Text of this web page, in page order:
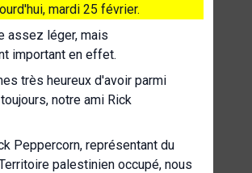
mardi 25 février.
assez léger, mais
important en effet.
très heureux d'avoir parmi
notre ami Rick
Peppercorn, représentant du
palestinien occupé, nous